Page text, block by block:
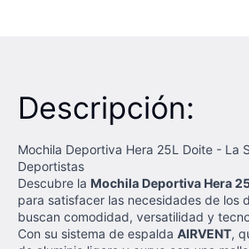
Descripción:
Mochila Deportiva Hera 25L Doite - La
Deportistas
Descubre la Mochila Deportiva Hera
para satisfacer las necesidades de los
buscan comodidad, versatilidad y
Con su sistema de espalda AIRVENT,